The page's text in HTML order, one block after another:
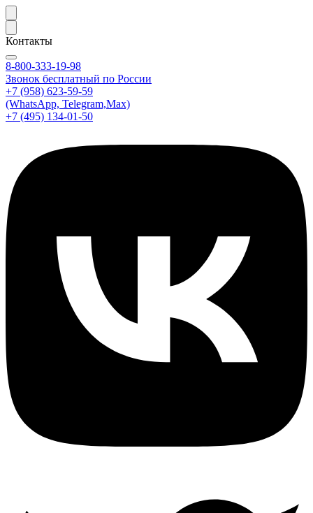
Контакты
8-800-333-19-98
Звонок бесплатный по России
+7 (958) 623-59-59
(WhatsApp, Telegram,Max)
+7 (495) 134-01-50